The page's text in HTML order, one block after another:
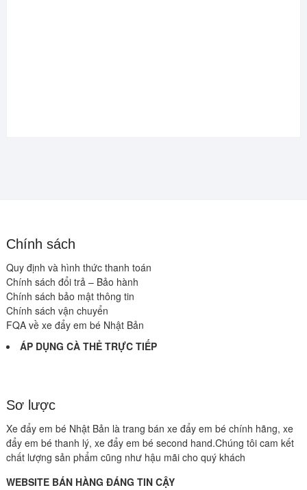
Chính sách
Quy định và hình thức thanh toán
Chính sách đổi trả – Bảo hành
Chính sách bảo mật thông tin
Chính sách vận chuyển
FQA về xe đẩy em bé Nhật Bản
ÁP DỤNG CÀ THẺ TRỰC TIẾP
Sơ lược
Xe đẩy em bé Nhật Bản là trang bán xe đẩy em bé chính hãng, xe
đẩy em bé thanh lý, xe đẩy em bé second hand.Chúng tôi cam kết
chất lượng sản phẩm cũng như hậu mãi cho quý khách
WEBSITE BÁN HÀNG ĐÁNG TIN CẬY